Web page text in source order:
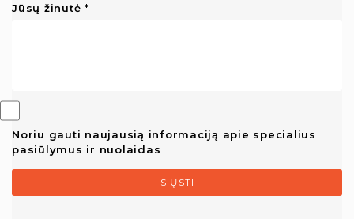
Jūsų žinutė
Noriu gauti naujausią informaciją apie specialius
pasiūlymus ir nuolaidas
SIŲSTI